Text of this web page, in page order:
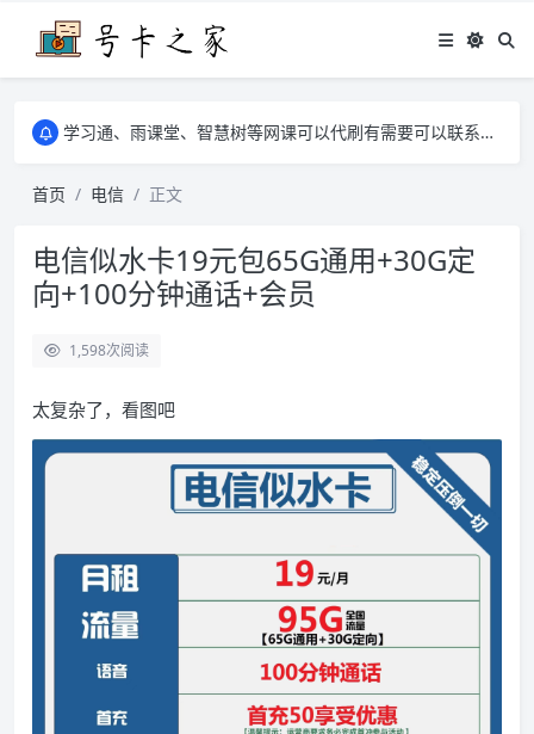
学习通、雨课堂、智慧树等网课可以代刷有需要可以联系邮箱i@tuzi.la
学习通、雨课堂、智慧树等网课可以代刷有需要可以联系邮箱i@tuzi.la
首页
电信 正文
电信似水卡19元包65G通用+30G定
向+100分钟通话+会员
1,598次阅读
太复杂了，看图吧